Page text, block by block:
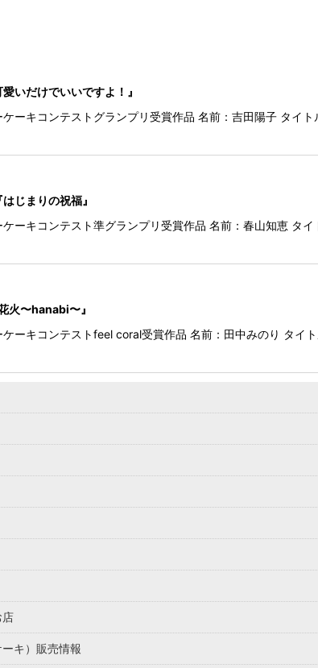
いだけでいいですよ！』
ーキコンテストグランプリ受賞作品 名前：吉田陽子 タイ
じまりの祝福』
ーキコンテスト準グランプリ受賞作品 名前：春山知恵 タ
火〜hanabi〜』
ケーキコンテストfeel coral受賞作品 名前：田中みのり タイ
店
キ）販売情報